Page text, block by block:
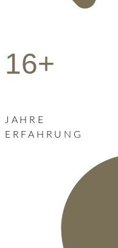
16+
JAHRE
ERFAHRUNG